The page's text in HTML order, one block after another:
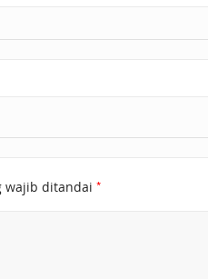
wajib ditandai *